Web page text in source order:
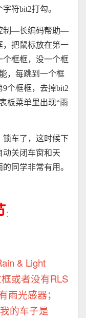
字符bit2打勾。
制 —长编码帮助—
，把鼠标放在第一
框框，没一个框
，每跳到一个框
9个框框，去掉bit2
板菜单里出现“雨
锁车了，这时候下
动关闭车窗和天
同学非常有用。
：
& Light
或者没有RLS
雨光感器；
的车子是